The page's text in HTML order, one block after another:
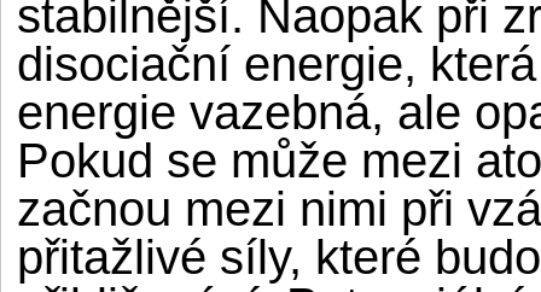
stabilnější. Naopak při
disociační energie,
energie vazebná, ale
Pokud se může mezi
začnou mezi nimi při
přitažlivé síly, které